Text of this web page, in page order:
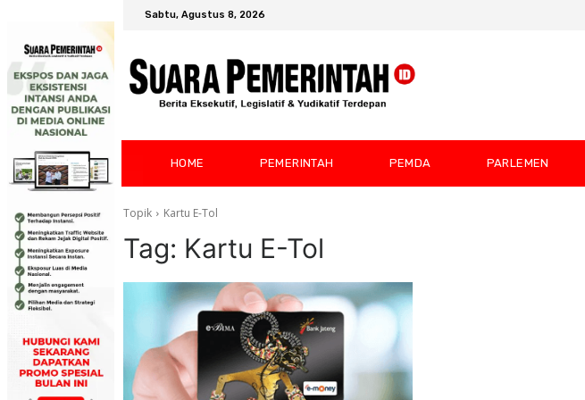
Sabtu, Agustus 8, 2026
HOME PEMERINTAH PEMDA PARLEMEN
Topik Kartu E-Tol
Tag: Kartu E-Tol